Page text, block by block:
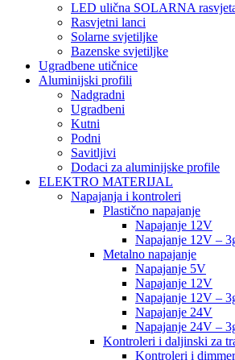
LED ulična SOLARNA
Rasvjetni lanci
Solarne svjetiljke
Bazenske svjetiljke
Ugradbene utičnice
Aluminijski profili
Nadgradni
Ugradbeni
Kutni
Podni
Savitljivi
Dodaci za aluminijske profile
ELEKTRO MATERIJAL
Napajanja i kontroleri
Plastično napajanje
Napajanje 12V
Napajanje 12V –
Metalno napajanje
Napajanje 5V
Napajanje 12V
Napajanje 12V –
Napajanje 24V
Napajanje 24V –
Kontroleri i daljinski za
Kontroleri i